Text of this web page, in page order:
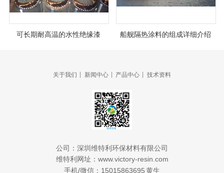
可长期耐高温的水性绝缘漆 船舰隔热涂料的组成详细介绍
关于我们 新闻中心 产品中心 技术资料
公司： 深圳维特利环保材料有限公司
维特利网址： www.victory-resin.com
手机/微信： 15015863695黄生